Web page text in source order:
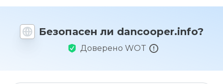
Безопасен ли dancooper.info?
Доверено WOT
этот
1 до 5?